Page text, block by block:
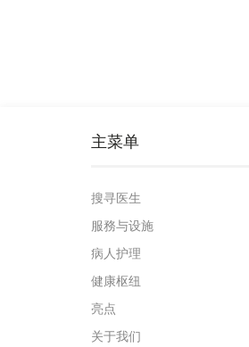
主菜单
搜寻医生
服務与设施
病人护理
健康枢纽
亮点
关于我们